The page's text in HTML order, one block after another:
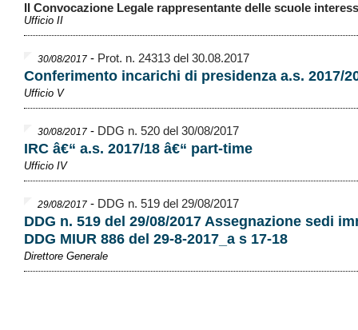
II Convocazione Legale rappresentante delle scuole
Ufficio II
30/08/2017 - Prot. n. 24313 del 30.08.2017
Conferimento incarichi di presidenza a.s. 2017/
Ufficio V
30/08/2017 - DDG n. 520 del 30/08/2017
IRC â€“ a.s. 2017/18 â€“ part-time
Ufficio IV
29/08/2017 - DDG n. 519 del 29/08/2017
DDG n. 519 del 29/08/2017 Assegnazione sedi
DDG MIUR 886 del 29-8-2017_a s 17-18
Direttore Generale